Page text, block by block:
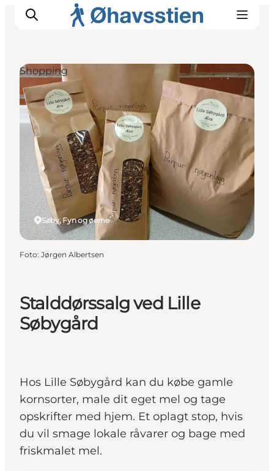
Inspiration
Vandreruter
Planlægning
Stalddørssalg ved Lille
Søbygård
Hos Lille Søbygård kan du købe gamle
kornsorter, male dit eget mel og tage
opskrifter med hjem. Et oplagt stop, hvis
du vil smage lokale råvarer og bage med
friskmalet mel.
Søby, Fyn og øerne
Shopping
Foto: Jørgen Albertsen